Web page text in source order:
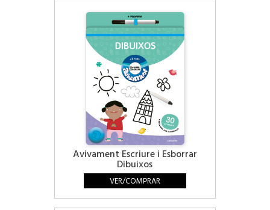
Avivament Escriure i Esborrar
Dibuixos
VER/COMPRAR